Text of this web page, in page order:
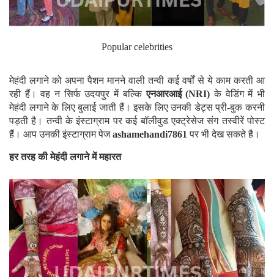
Popular celebrities
मेहंदी लगाने को अपना पैशन मानने वाली तन्वी कई वर्षों से ये काम करती आ
रही हैं। वह न सिर्फ उदयपुर में बल्किएनआरआई (NRI)के वेडिंग में भी
मेहंदी लगाने के लिए बुलाई जाती हैं। इसके लिए उनकी डेट्स प्री-बुक करनी
पड़ती है। तन्वी के इंस्टाग्राम पर कई बॉलीवुड एक्ट्रेसेज संग तस्वीरें पोस्ट
हैं। आप उनकी इंस्टाग्राम पेजashamehandi7861 पर भी देख सकते है।
हर तरह की मेहंदी लगाने में महारत